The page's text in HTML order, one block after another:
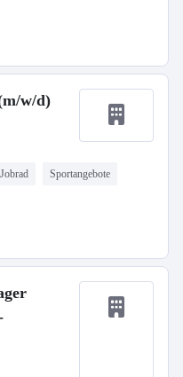
w/d)
Jobrad Sportangebote